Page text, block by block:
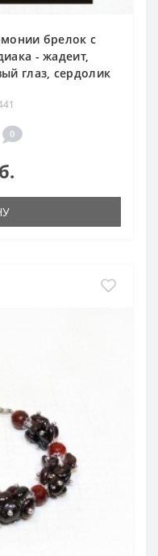
брелок с
- жадеит,
глаз, сердолик
0